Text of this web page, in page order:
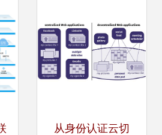
从身份认证云切